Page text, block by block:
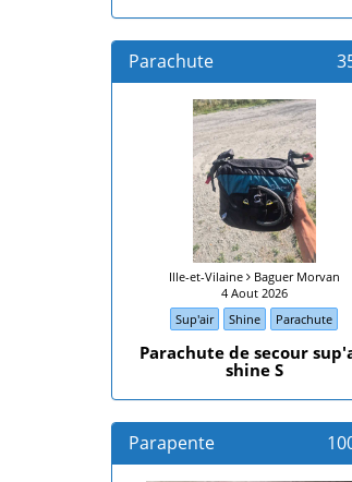
Parachute
Ille-et-Vilaine Baguer Morvan
4 Aout 2026
Sup'air
Shine Parachute
Parachute de secour
shine S
Parapente